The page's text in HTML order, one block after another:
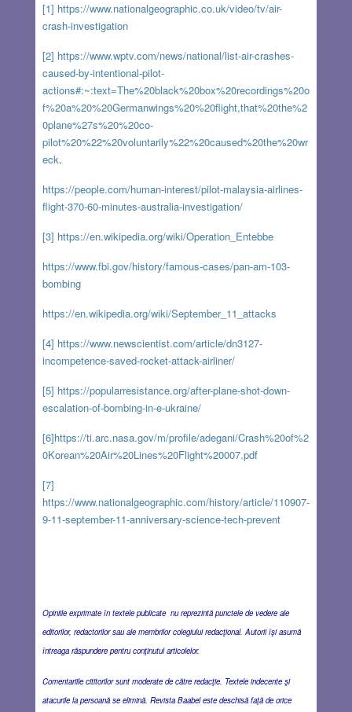
[1] https://www.nationalgeographic.co.uk/video/tv/air-
crash-investigation
[2] https://www.wptv.com/news/national/list-air-crashes-
caused-by-intentional-pilot-
actions#:~:text=The%20black%20box%20recordings%20o
f%20a%20%20Germanwings%20%20flight,that%20the%2
0plane%27s%20%20co-
pilot%20%22%20voluntarily%22%20caused%20the%20wr
eck.
https://people.com/human-interest/pilot-malaysia-airlines-
flight-370-60-minutes-australia-investigation/
[3] https://en.wikipedia.org/wiki/Operation_Entebbe
https://www.fbi.gov/history/famous-cases/pan-am-103-
bombing
https://en.wikipedia.org/wiki/September_11_attacks
[4] https://www.newscientist.com/article/dn3127-
incompetence-saved-rocket-attack-airliner/
[5] https://popularresistance.org/after-plane-shot-down-
escalation-of-bombing-in-e-ukraine/
[6]https://ti.arc.nasa.gov/m/profile/adegani/Crash%20of%2
0Korean%20Air%20Lines%20Flight%20007.pdf
[7]
https://www.nationalgeographic.com/history/article/110907-
9-11-september-11-anniversary-science-tech-prevent
Opiniile exprimate în textele publicate nu reprezintă punctele de vedere ale
editorilor, redactorilor sau ale membrilor colegiului redacţional. Autorii îşi asumă
întreaga răspundere pentru conţinutul articolelor.
Comentariile cititorilor sunt moderate de către redacţie. Textele indecente şi
atacurile la persoană se elimină. Revista Baabel este deschisă faţă de orice